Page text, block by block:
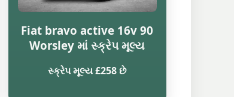
Fiat bravo active 16v 90
Worsley માં સ્ક્રેપ મૂલ્ય
સ્ક્રેપ મૂલ્ય £258 છે